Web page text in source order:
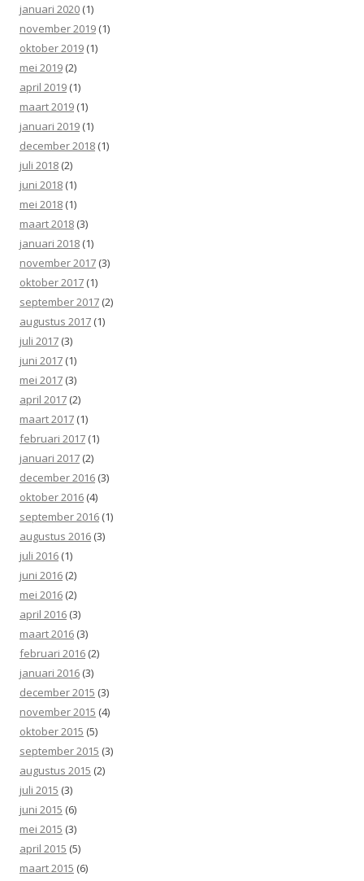
januari 2020 (1)
november 2019 (1)
oktober 2019 (1)
mei 2019 (2)
april 2019 (1)
maart 2019 (1)
januari 2019 (1)
december 2018 (1)
juli 2018 (2)
juni 2018 (1)
mei 2018 (1)
maart 2018 (3)
januari 2018 (1)
november 2017 (3)
oktober 2017 (1)
september 2017 (2)
augustus 2017 (1)
juli 2017 (3)
juni 2017 (1)
mei 2017 (3)
april 2017 (2)
maart 2017 (1)
februari 2017 (1)
januari 2017 (2)
december 2016 (3)
oktober 2016 (4)
september 2016 (1)
augustus 2016 (3)
juli 2016 (1)
juni 2016 (2)
mei 2016 (2)
april 2016 (3)
maart 2016 (3)
februari 2016 (2)
januari 2016 (3)
december 2015 (3)
november 2015 (4)
oktober 2015 (5)
september 2015 (3)
augustus 2015 (2)
juli 2015 (3)
juni 2015 (6)
mei 2015 (3)
april 2015 (5)
maart 2015 (6)